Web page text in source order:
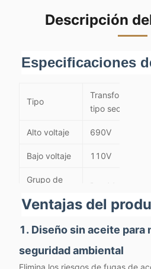
Descripción
Especificaciones
Tipo
Transformador
tipo seco
Alto voltaje 690V
Bajo voltaje 110V
Grupo de
Dyn11
de
cortocircuito
4%
Ventajas del
1. Diseño sin aceite para
seguridad ambiental